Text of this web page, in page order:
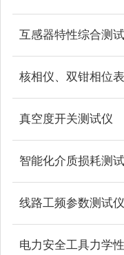
互感器特性综合测
核相仪、双钳相位表
真空度开关测试仪
智能化介质损耗测
线路工频参数测试仪